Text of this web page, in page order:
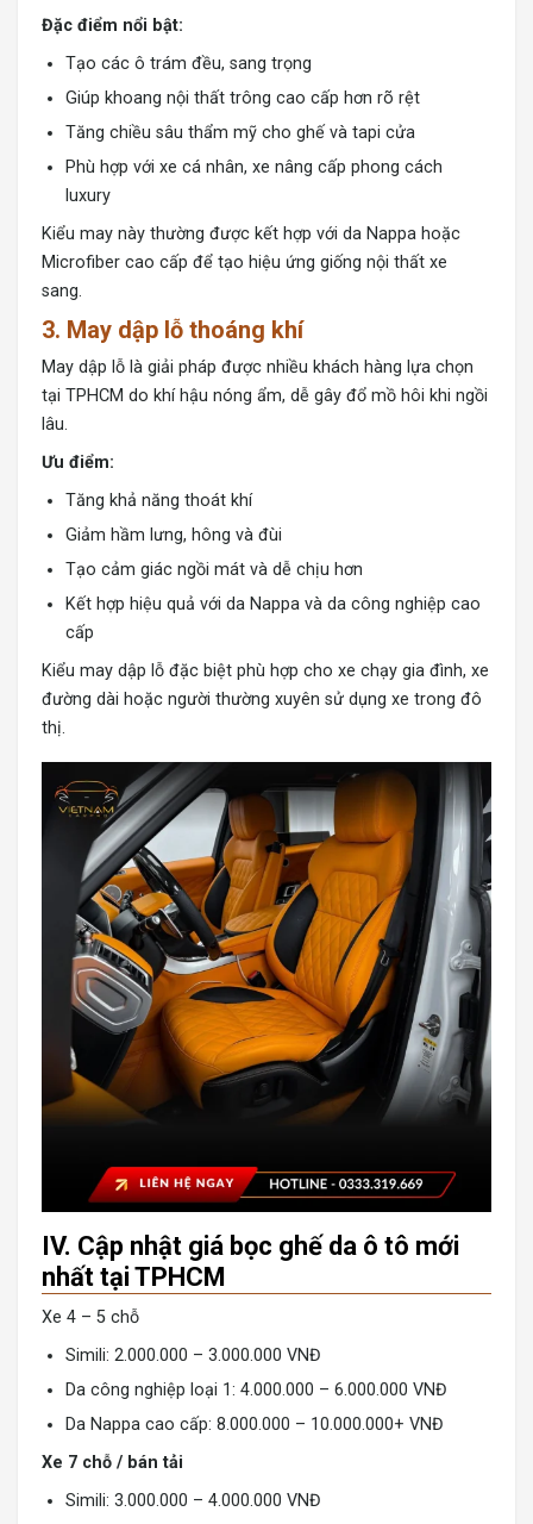
Đặc điểm nổi bật:
Tạo các ô trám đều, sang trọng
Giúp khoang nội thất trông cao cấp hơn rõ rệt
Tăng chiều sâu thẩm mỹ cho ghế và tapi cửa
Phù hợp với xe cá nhân, xe nâng cấp phong cách
luxury
Kiểu may này thường được kết hợp với da Nappa hoặc
Microfiber cao cấp để tạo hiệu ứng giống nội thất xe
sang.
3. May dập lỗ thoáng khí
May dập lỗ là giải pháp được nhiều khách hàng lựa chọn
tại TPHCM do khí hậu nóng ẩm, dễ gây đổ mồ hôi khi ngồi
lâu.
Ưu điểm:
Tăng khả năng thoát khí
Giảm hầm lưng, hông và đùi
Tạo cảm giác ngồi mát và dễ chịu hơn
Kết hợp hiệu quả với da Nappa và da công nghiệp cao
cấp
Kiểu may dập lỗ đặc biệt phù hợp cho xe chạy gia đình, xe
đường dài hoặc người thường xuyên sử dụng xe trong đô
thị.
IV. Cập nhật giá bọc ghế da ô tô mới
nhất tại TPHCM
Xe 4 – 5 chỗ
Simili: 2.000.000 – 3.000.000 VNĐ
Da công nghiệp loại 1: 4.000.000 – 6.000.000 VNĐ
Da Nappa cao cấp: 8.000.000 – 10.000.000+ VNĐ
Xe 7 chỗ / bán tải
Simili: 3.000.000 – 4.000.000 VNĐ